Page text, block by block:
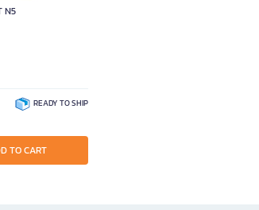
N5
READY TO SHIP
TO CART